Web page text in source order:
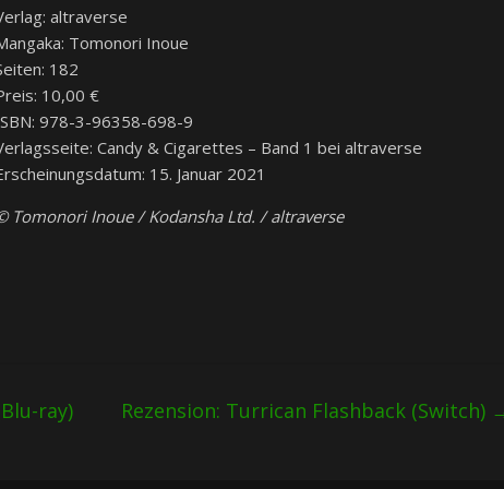
altraverse
Tomonori Inoue
182
10,00 €
978-3-96358-698-9
Candy & Cigarettes – Band 1 bei altraverse
15. Januar 2021
Tomonori Inoue / Kodansha Ltd. / altraverse
ray) Rezension: Turrican Flashback (Switch)